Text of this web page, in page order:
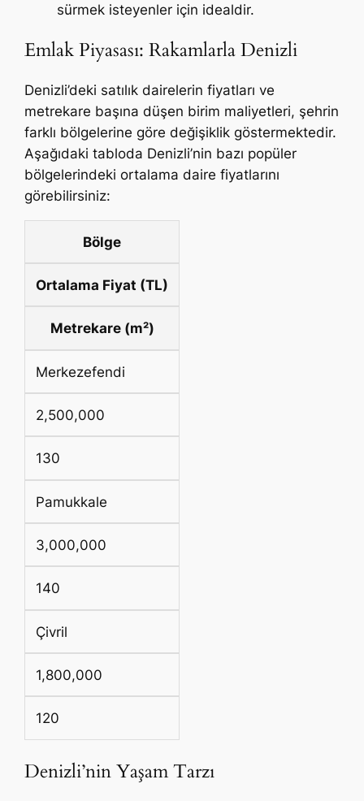
sürmek isteyenler için idealdir.
Emlak Piyasası: Rakamlarla Denizli
Denizli’deki satılık dairelerin fiyatları ve
metrekare başına düşen birim maliyetleri, şehrin
farklı bölgelerine göre değişiklik göstermektedir.
Aşağıdaki tabloda Denizli’nin bazı popüler
bölgelerindeki ortalama daire fiyatlarını
görebilirsiniz:
Bölge
Ortalama Fiyat (TL)
Metrekare (m²)
Merkezefendi
2,500,000
130
Pamukkale
3,000,000
140
Çivril
1,800,000
120
Denizli’nin Yaşam Tarzı